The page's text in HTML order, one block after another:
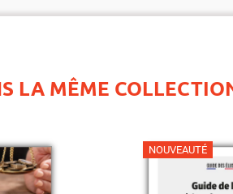
LA MÊME
NOUVEAUTÉ